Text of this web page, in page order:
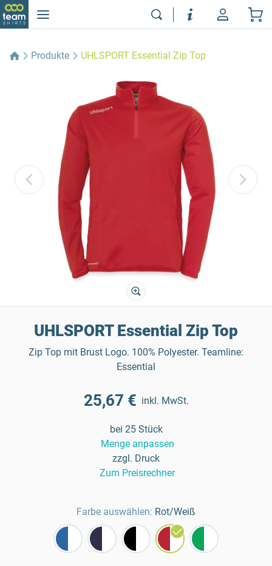
Produkte UHLSPORT Essential Zip Top
UHLSPORT Essential Zip Top
Zip Top mit Brust Logo. 100% Polyester. Teamline:
Essential
25,67 € inkl. MwSt.
bei 25 Stück
Menge anpassen
zzgl. Druck
Zum Preisrechner
Farbe auswählen: Rot/Weiß